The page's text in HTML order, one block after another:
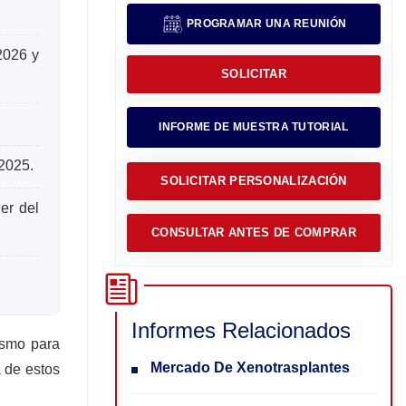
y
del
para
de estos
PROGRAMAR UNA REUNIÓN
SOLICITAR
INFORME DE MUESTRA TUTORIAL
SOLICITAR PERSONALIZACIÓN
CONSULTAR ANTES DE COMPRAR
Informes Relacionados
Mercado De Xenotrasplantes